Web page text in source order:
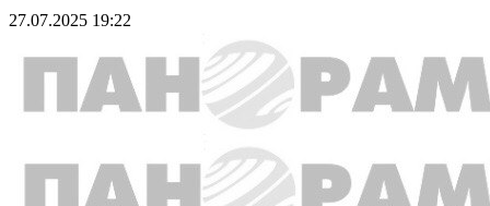
27.07.2025 19:22